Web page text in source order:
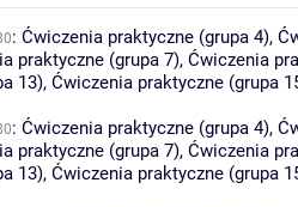
: Ćwiczenia praktyczne (grupa 4),
praktyczne (grupa 7), Ćwiczenia
13), Ćwiczenia praktyczne (grupa
: Ćwiczenia praktyczne (grupa 4),
praktyczne (grupa 7), Ćwiczenia
13), Ćwiczenia praktyczne (grupa